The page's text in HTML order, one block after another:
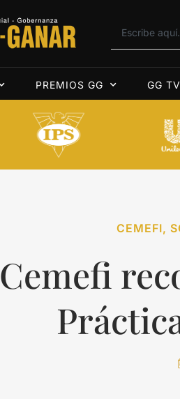
PREMIOS GG GG TV
CEMEFI,
Cemefi